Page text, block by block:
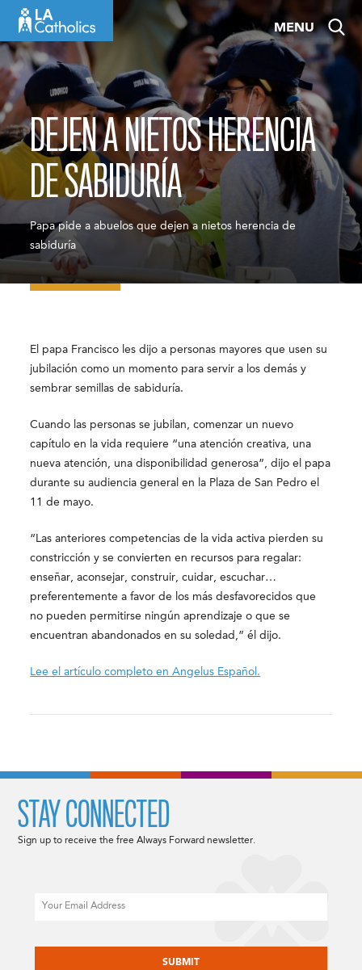
content
MENU
DEJEN A NIETOS HERENCIA
DE SABIDURÍA
Papa pide a abuelos que dejen a nietos herencia de
sabiduría
El papa Francisco les dijo a personas mayores que usen su
jubilación como un momento para servir a los demás y
sembrar semillas de sabiduría.
Cuando las personas se jubilan, comenzar un nuevo
capítulo en la vida requiere “una atención creativa, una
nueva atención, una disponibilidad generosa”, dijo el papa
durante su audiencia general en la Plaza de San Pedro el
11 de mayo.
“Las anteriores competencias de la vida activa pierden su
constricción y se convierten en recursos para regalar:
enseñar, aconsejar, construir, cuidar, escuchar…
preferentemente a favor de los más desfavorecidos que
no pueden permitirse ningún aprendizaje o que se
encuentran abandonados en su soledad,” él dijo.
Lee el artículo completo en Angelus Español.
STAY CONNECTED
Sign up to receive the free Always Forward newsletter.